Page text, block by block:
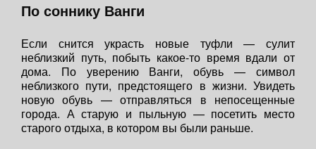
По соннику Ванги
Если снится украсть новые туфли — сулит
неблизкий путь, побыть какое-то время вдали от
дома. По уверению Ванги, обувь — символ
неблизкого пути, предстоящего в жизни. Увидеть
новую обувь — отправляться в непосещенные
города. А старую и пыльную — посетить место
старого отдыха, в котором вы были раньше.